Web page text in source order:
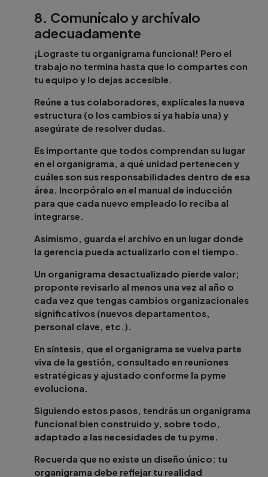
8. Comunícalo y archívalo
adecuadamente
¡Lograste tu organigrama funcional! Pero el
trabajo no termina hasta que lo compartes con
tu equipo y lo dejas accesible.
Reúne a tus colaboradores, explícales la nueva
estructura (o los cambios si ya había una) y
asegúrate de resolver dudas.
Es importante que todos comprendan su lugar
en el organigrama, a qué unidad pertenecen y
cuáles son sus responsabilidades dentro de esa
área. Incorpóralo en el manual de inducción
para que cada nuevo empleado lo reciba al
integrarse.
Asimismo, guarda el archivo en un lugar donde
la gerencia pueda actualizarlo con el tiempo.
Un organigrama desactualizado pierde valor;
proponte revisarlo al menos una vez al año o
cada vez que tengas cambios organizacionales
significativos (nuevos departamentos,
personal clave, etc.).
En síntesis, que el organigrama se vuelva parte
viva de la gestión, consultado en reuniones
estratégicas y ajustado conforme la pyme
evoluciona.
Siguiendo estos pasos, tendrás un organigrama
funcional bien construido y, sobre todo,
adaptado a las necesidades de tu pyme.
Recuerda que no existe un diseño único: tu
organigrama debe reflejar tu realidad